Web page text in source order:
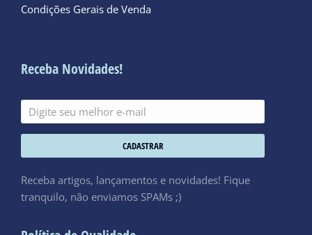
Condições Gerais de Venda
Receba Novidades!
CADASTRAR
Receba artigos, lançamentos e novidades! Fique
tranquilo, não enviamos SPAMs ;)
Política de Qualidade